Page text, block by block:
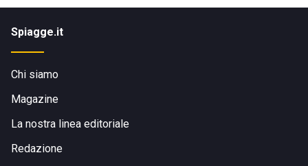
Spiagge.it
Chi siamo
Magazine
La nostra linea editoriale
Redazione